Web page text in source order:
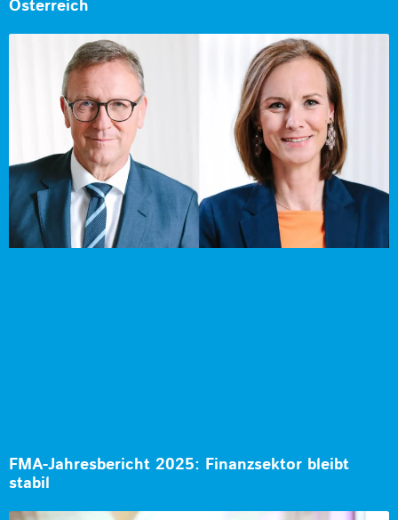
Österreich
FMA-Jahresbericht 2025: Finanzsektor bleibt
stabil